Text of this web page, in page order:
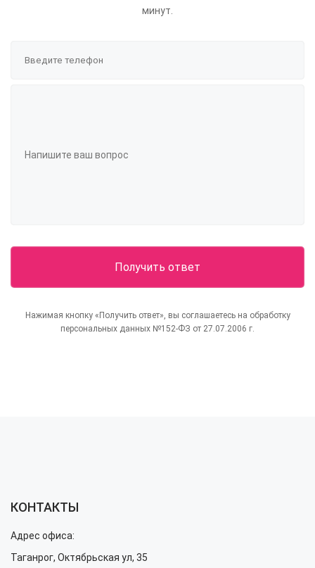
минут.
Нажимая кнопку «Получить ответ», вы соглашаетесь на обработку
персональных данных №152-ФЗ от 27.07.2006 г.
КОНТАКТЫ
Адрес офиса:
Таганрог, Октябрьская ул, 35